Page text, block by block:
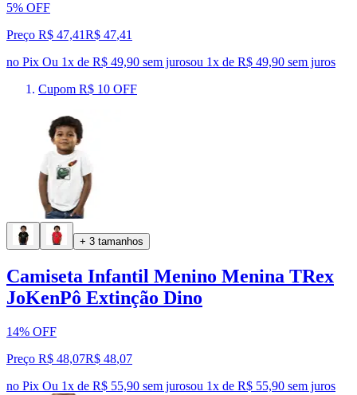
5% OFF
Preço R$ 47,41R$ 47,41
no Pix Ou 1x de R$ 49,90 sem jurosou 1x de R$ 49,90 sem juros
Cupom R$ 10 OFF
+ 3 tamanhos
Camiseta Infantil Menino Menina TRex
JoKenPô Extinção Dino
14% OFF
Preço R$ 48,07R$ 48,07
no Pix Ou 1x de R$ 55,90 sem jurosou 1x de R$ 55,90 sem juros